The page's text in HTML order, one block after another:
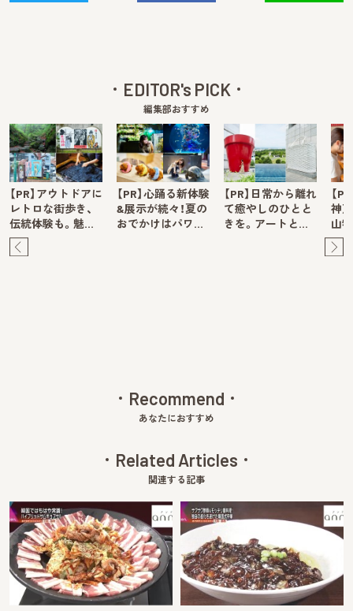
EDITOR's PICK
編集部おすすめ
【PR】アウトドアに
レトロな街歩き、
伝統体験も。魅…
【PR】心踊る新体験
&展示が続々！夏の
おでかけはパワ…
【PR】日常から離れ
て癒やしのひとと
きを。アートと…
【
神
山
Recommend
あなたにおすすめ
Related Articles
関連する記事